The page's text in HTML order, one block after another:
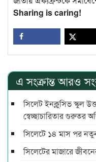
Sharing is caring!
এ সংক্রান্ত আরও
সিলেট ইনক্লুসিভ স্কুল
স্বেচ্ছাচারিতার গুরুতর
সিলেটে ১৪ মাস পর
সিলেটের মাজারে